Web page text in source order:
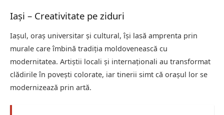
Iași – Creativitate pe ziduri
Iașul, oraș universitar și cultural, își lasă amprenta prin
murale care îmbină tradiția moldovenească cu
modernitatea. Artiștii locali și internaționali au transformat
clădirile în povești colorate, iar tinerii simt că orașul lor se
modernizează prin artă.